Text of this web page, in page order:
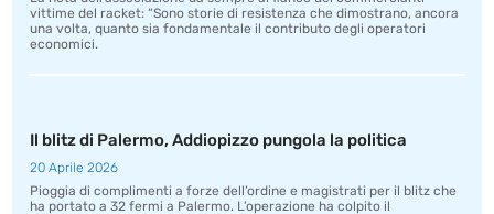
vittime del racket: “Sono storie di resistenza che dimostrano, ancora
una volta, quanto sia fondamentale il contributo degli operatori
economici.
Il blitz di Palermo, Addiopizzo pungola la politica
20 Aprile 2026
Pioggia di complimenti a forze dell’ordine e magistrati per il blitz che
ha portato a 32 fermi a Palermo. L’operazione ha colpito il